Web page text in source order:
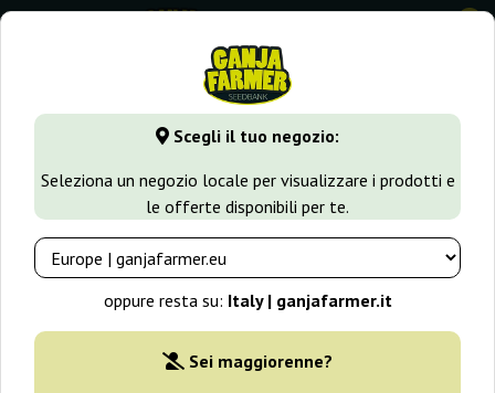
Scegli il tuo negozio:
Seleziona un negozio locale per visualizzare i prodotti e
le offerte disponibili per te.
oppure resta su: Italy | ganjafarmer.it
Sei maggiorenne?
0
GanjaFarmer.it Tipi di Semi Semi Indica Gnomo Auto
-25%
+ omaggi